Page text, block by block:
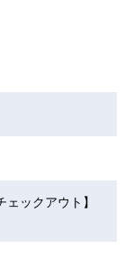
ェックアウト】